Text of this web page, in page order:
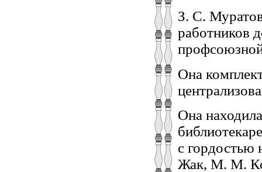
З. С.
работников
Она
Она
с гордостью
Жак, М. М.